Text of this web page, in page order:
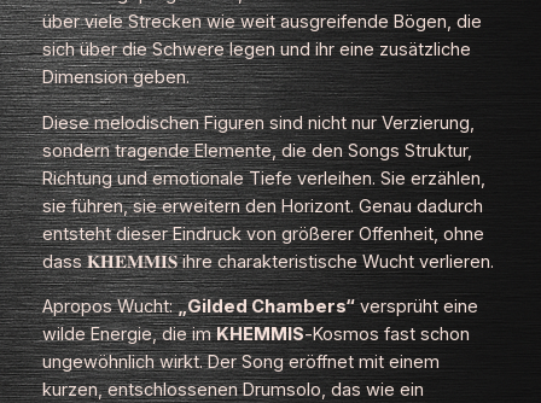
über viele Strecken wie weit ausgreifende Bögen, die
sich über die Schwere legen und ihr eine zusätzliche
Dimension geben.
Diese melodischen Figuren sind nicht nur Verzierung,
sondern tragende Elemente, die den Songs Struktur,
Richtung und emotionale Tiefe verleihen. Sie erzählen,
sie führen, sie erweitern den Horizont. Genau dadurch
entsteht dieser Eindruck von größerer Offenheit, ohne
dass 𝐊𝐇𝐄𝐌𝐌𝐈𝐒 ihre charakteristische Wucht verlieren.
Apropos Wucht:„Gilded Chambers“versprüht eine
wilde Energie, die imKHEMMIS‑Kosmos fast schon
ungewöhnlich wirkt. Der Song eröffnet mit einem
kurzen, entschlossenen Drumsolo, das wie ein